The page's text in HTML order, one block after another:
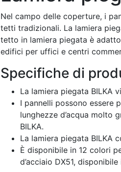
Nel campo delle coperture, i
tetti tradizionali. La lamiera
tetto in lamiera piegata è
edifici per uffici e centri
Specifiche di
La lamiera piegata BILKA
I pannelli possono essere
lunghezze d’acqua molto
BILKA.
La lamiera piegata BILKA
È disponibile in 12 colori
d’acciaio DX51,